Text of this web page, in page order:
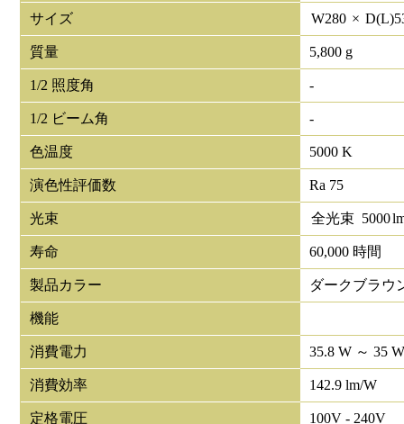
サイズ W280 × D(L)
質量 5,800 g
1/2 照度角 -
1/2 ビーム角 -
色温度 5000 K
演色性評価数 Ra 75
光束 全光束 5000
寿命 60,000 時間
製品カラー ダークブラウ
機能
消費電力 35.8 W ～ 35
消費効率 142.9 lm/W
定格電圧 100V - 240V